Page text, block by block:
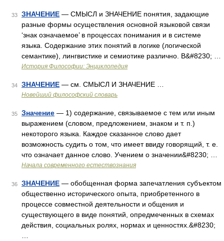
33 ЗНАЧЕНИЕ — СМЫСЛ и ЗНАЧЕНИЕ понятия, задающие
разные формы осуществления основной языковой связи
‘знак означаемое’ в процессах понимания и в системе
языка. Содержание этих понятий в логике (логической
семантике), лингвистике и семиотике различно. В&#8230; …
История Философии: Энциклопедия
34 ЗНАЧЕНИЕ — см. СМЫСЛ И ЗНАЧЕНИЕ …
Новейший философский словарь
35 Значение — 1) содержание, связываемое с тем или иным
выражением (словом, предложением, знаком и т. п.)
некоторого языка. Каждое сказанное слово дает
возможность судить о том, что имеет ввиду говорящий, т. е.
что означает данное слово. Учением о значении&#8230; …
Начала современного естествознания
36 ЗНАЧЕНИЕ — обобщенная форма запечатления субъектом
общественно исторического опыта, приобретенного в
процессе совместной деятельности и общения и
существующего в виде понятий, опредмеченных в схемах
действия, социальных ролях, нормах и ценностях.&#8230;